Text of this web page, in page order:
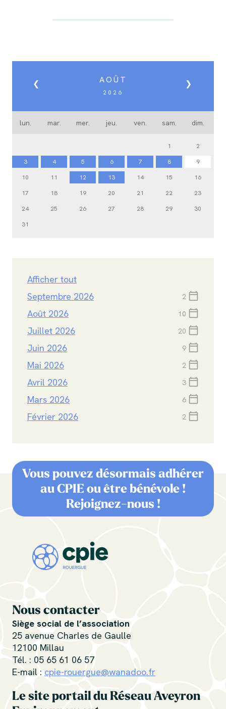
❮ ❯
AOÛT
2026
lun. mar. mer. jeu. ven. sam. dim.
1
2
3
4 5 6 7 8
9
10
11 12 13 14 15
16
17
18 19 20 21 22
23
24
25 26 27 28 29
30
31
Afficher tout
Septembre 2026
2 calendar_today
Août 2026 10 calendar_today
Juillet 2026 20 calendar_today
Juin 2026 9 calendar_today
Mai 2026 2 calendar_today
Avril 2026 3 calendar_today
Mars 2026 6 calendar_today
Février 2026 2 calendar_today
Vous pouvez désormais adhérer
au CPIE ou être bénévole !
Rejoignez-nous !
Nous contacter
Siège social de l’association
25 avenue Charles de Gaulle
12100 Millau
Tél. : 05 65 61 06 57
E-mail : cpie-rouergue@wanadoo.fr
Le site portail du Réseau Aveyron